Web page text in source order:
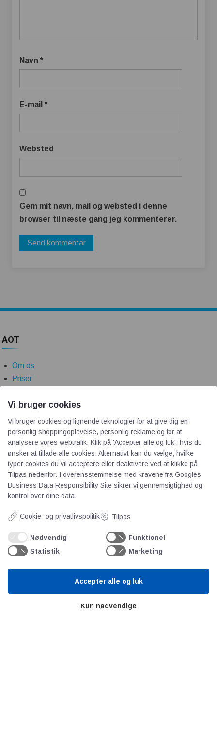
Navn *
E-mail *
Websted
Gem mit navn, mail og websted i denne
browser til næste gang jeg kommenterer.
AOT
Om os
Priser
Persondata
Videncentre
Teknologisk Institut
Bitva
Videncentre
Forkortelser
Vi bruger cookies
Vi bruger cookies og lignende teknologier for at give dig en
personlig shoppingoplevelse, personlig reklame og for at
analysere vores webtrafik. Klik på 'Accepter alle og luk', hvis du
ønsker at tillade alle cookies. Alternativt kan du vælge, hvilke
typer cookies du vil acceptere eller deaktivere ved at klikke på
Tilpas nedenfor. I overensstemmelse med kravene fra Googles
Business Data Responsibility Site sikrer vi gennemsigtighed og
kontrol over dine data.
Cookie- og privatlivspolitik Tilpas
Nødvendig
Funktionel
Statistik
Marketing
Kun nødvendige
Accepter alle og luk